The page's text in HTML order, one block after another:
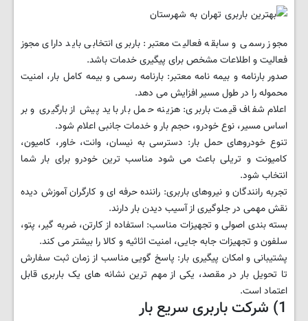
مجوز رسمی و سابقه فعالیت معتبر: باربری انتخابی باید دارای مجوز
فعالیت و اطلاعات مشخص برای پیگیری خدمات باشد.
صدور بارنامه و بیمه نامه معتبر: بارنامه رسمی و بیمه کامل بار، امنیت
محموله را در طول مسیر افزایش می دهد.
اعلام شفاف قیمت باربری: هزینه حمل بار باید پیش از بارگیری و بر
اساس مسیر، نوع خودرو، حجم بار و خدمات جانبی اعلام شود.
تنوع خودروهای حمل بار: دسترسی به نیسان، وانت، خاور، کامیون،
کامیونت و تریلی باعث می شود مناسب ترین خودرو برای بار شما
انتخاب شود.
تجربه رانندگان و نیروهای باربری: راننده حرفه ای و کارگران آموزش دیده
نقش مهمی در جلوگیری از آسیب دیدن بار دارند.
بسته بندی اصولی و تجهیزات مناسب: استفاده از کارتن، ضربه گیر، پتو،
سلفون و تجهیزات جابه جایی، امنیت اثاثیه و کالا را بیشتر می کند.
پشتیبانی و امکان پیگیری بار: پاسخ گویی مناسب از زمان ثبت سفارش
تا تحویل بار در مقصد، یکی از مهم ترین نشانه های یک باربری قابل
اعتماد است.
1) شرکت باربری سریع بار